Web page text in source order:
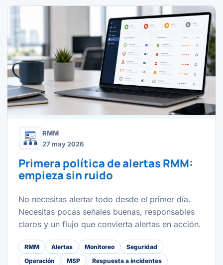
RMM
27 may 2026
Primera política de alertas RMM:
empieza sin ruido
No necesitas alertar todo desde el primer día.
Necesitas pocas señales buenas, responsables
claros y un flujo que convierta alertas en acción.
RMM Alertas Monitoreo
Seguridad
Operación
MSP Respuesta a incidentes